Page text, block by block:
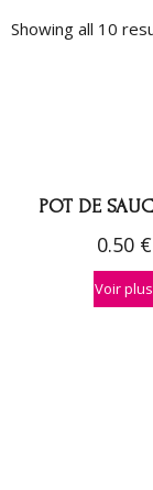
Showing all 10
POT DE
0.50 €
Voir plus